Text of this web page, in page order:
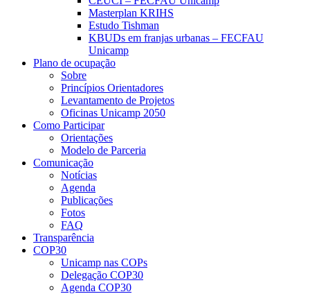
Masterplan KRIHS
Estudo Tishman
KBUDs em franjas urbanas – FECFAU
Unicamp
Plano de ocupação
Sobre
Princípios Orientadores
Levantamento de Projetos
Oficinas Unicamp 2050
Como Participar
Orientações
Modelo de Parceria
Comunicação
Notícias
Agenda
Publicações
Fotos
FAQ
Transparência
COP30
Unicamp nas COPs
Delegação COP30
Agenda COP30